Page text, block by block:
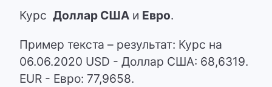
Курс Доллар США и Евро.
Пример текста – результат: Курс на
06.06.2020 USD - Доллар США: 68,6319.
EUR - Евро: 77,9658.